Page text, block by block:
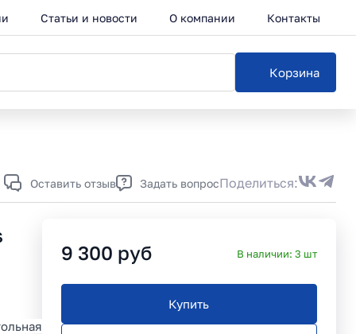
Статьи и новости О компании Контакты
Корзина
Оставить отзыв Задать вопросПоделиться:
9 300 руб В наличии: 3 шт
Купить